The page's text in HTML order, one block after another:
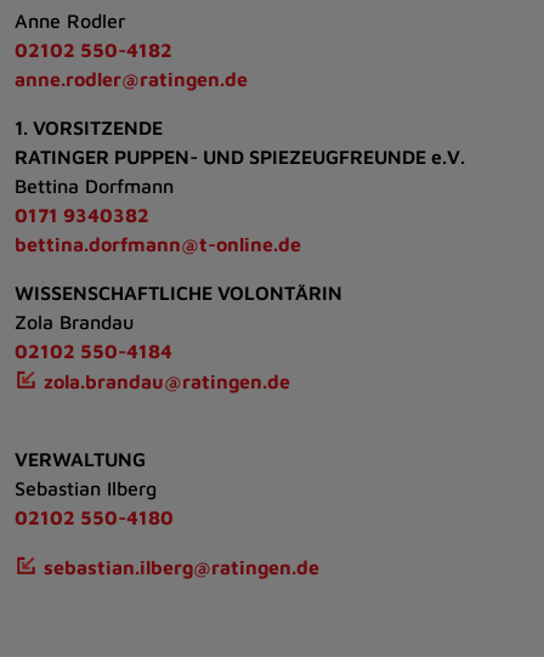
Anne Rodler
02102 550-4182
anne.rodler@ratingen.de
1. VORSITZENDE
RATINGER PUPPEN- UND SPIEZEUGFREUNDE e.V.
Bettina Dorfmann
0171 9340382
bettina.dorfmann@t-online.de
WISSENSCHAFTLICHE VOLONTÄRIN
Zola Brandau
02102 550-4184
zola.brandau@ratingen.de
VERWALTUNG
Sebastian Ilberg
02102 550-4180
sebastian.ilberg@ratingen.de